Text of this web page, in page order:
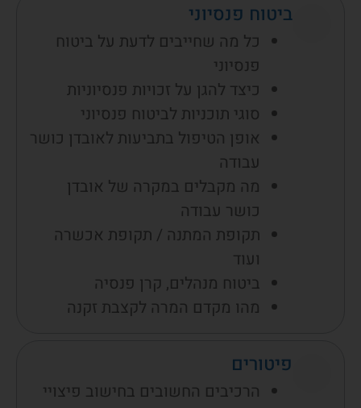
ביטוח פנסיוני
כל מה שחייבים לדעת על ביטוח
פנסיוני
כיצד להגן על זכויות פנסיוניות
סוגי תוכניות לביטוח פנסיוני
אופן הטיפול בתביעות לאובדן כושר
עבודה
מה מקבלים במקרה של אובדן
כושר עבודה
תקופת המתנה / תקופת אכשרה
ועוד
ביטוח מנהלים, קרן פנסיה
מהו מקדם המרה לקצבת זקנה
פיטורים
הרכיבים החשובים בחישוב פיצויי